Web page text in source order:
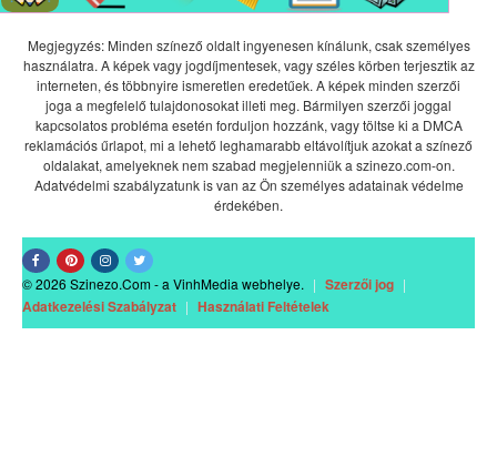
Megjegyzés: Minden színező oldalt ingyenesen kínálunk, csak személyes
használatra. A képek vagy jogdíjmentesek, vagy széles körben terjesztik az
interneten, és többnyire ismeretlen eredetűek. A képek minden szerzői
joga a megfelelő tulajdonosokat illeti meg. Bármilyen szerzői joggal
kapcsolatos probléma esetén forduljon hozzánk, vagy töltse ki a DMCA
reklamációs űrlapot, mi a lehető leghamarabb eltávolítjuk azokat a színező
oldalakat, amelyeknek nem szabad megjelenniük a szinezo.com-on.
Adatvédelmi szabályzatunk is van az Ön személyes adatainak védelme
érdekében.
© 2026 Szinezo.Com - a VinhMedia webhelye. | Szerzői jog |
Adatkezelési Szabályzat | Használati Feltételek